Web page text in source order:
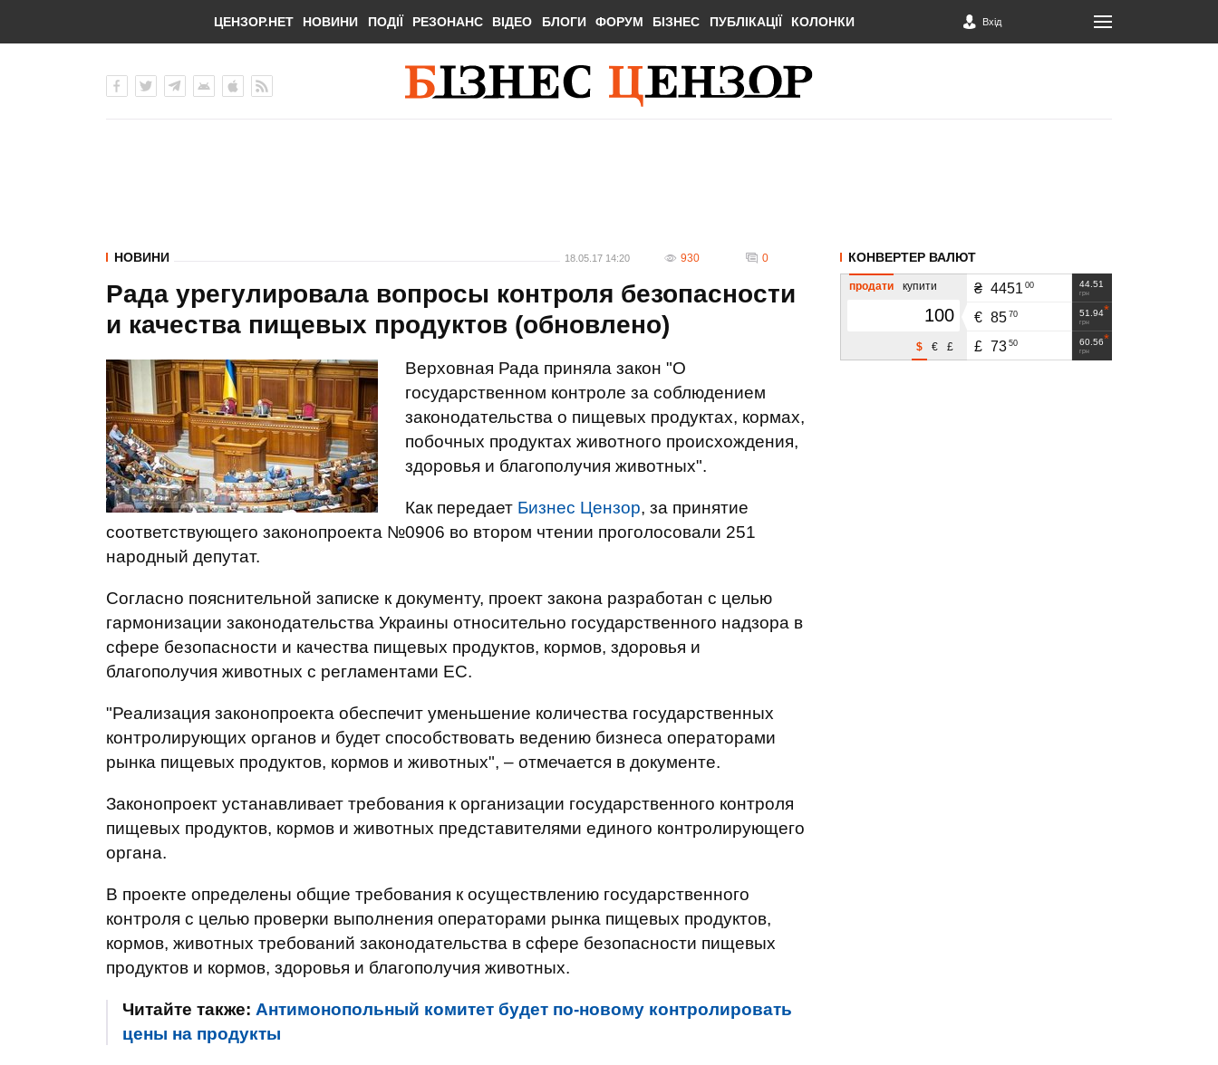
ЦЕНЗОР.НЕТ НОВИНИ ПОДІЇ РЕЗОНАНС ВІДЕО БЛОГИ ФОРУМ БІЗНЕС ПУБЛІКАЦІЇ КОЛОНКИ Вхід
НОВИНИ 18.05.17 14:20 930 0
Рада урегулировала вопросы контроля безопасности
и качества пищевых продуктов (обновлено)
Верховная Рада приняла закон "О
государственном контроле за соблюдением
законодательства о пищевых продуктах, кормах,
побочных продуктах животного происхождения,
здоровья и благополучия животных".
Как передает Бизнес Цензор, за принятие
соответствующего законопроекта №0906 во втором чтении проголосовали 251
народный депутат.
Согласно пояснительной записке к документу, проект закона разработан с целью
гармонизации законодательства Украины относительно государственного надзора в
сфере безопасности и качества пищевых продуктов, кормов, здоровья и
благополучия животных с регламентами ЕС.
"Реализация законопроекта обеспечит уменьшение количества государственных
контролирующих органов и будет способствовать ведению бизнеса операторами
рынка пищевых продуктов, кормов и животных", – отмечается в документе.
Законопроект устанавливает требования к организации государственного контроля
пищевых продуктов, кормов и животных представителями единого контролирующего
органа.
В проекте определены общие требования к осуществлению государственного
контроля с целью проверки выполнения операторами рынка пищевых продуктов,
кормов, животных требований законодательства в сфере безопасности пищевых
продуктов и кормов, здоровья и благополучия животных.
Читайте также: Антимонопольный комитет будет по-новому контролировать
цены на продукты
КОНВЕРТЕР ВАЛЮТ
продати купити
£
€
$
44.51
грн
₴ 4451 00
51.94
грн
€ 85 70
60.56
грн
£ 73 50